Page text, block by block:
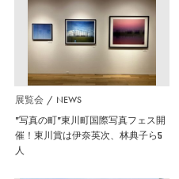
展覧会 NEWS
”写真の町”東川町国際写真フェス開
催！東川賞は伊奈英次、林典子ら5
人